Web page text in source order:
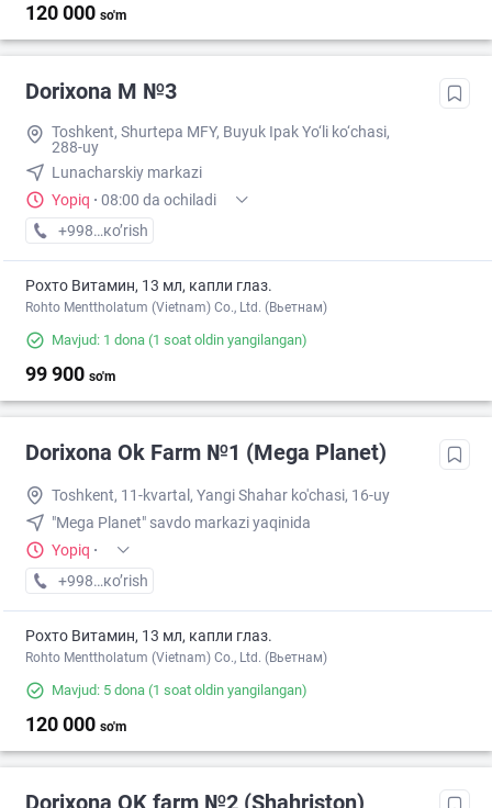
120 000 so'm
Dorixona M №3
Toshkent, Shurtepa MFY, Buyuk Ipak Yo‘li ko‘chasi,
288-uy
Lunacharskiy markazi
Yopiq · 08:00 da ochiladi
+998 (95) XXX-XX-XX
кo’rish
Рохто Витамин, 13 мл, капли глаз.
Rohto Menttholatum (Vietnam) Co., Ltd. (Вьетнам)
Mavjud: 1 dona (1 soat oldin yangilangan)
99 900 so'm
Dorixona Ok Farm №1 (Mega Planet)
Toshkent, 11-kvartal, Yangi Shahar ko'chasi, 16-uy
"Mega Planet" savdo markazi yaqinida
Yopiq ·
+998 (90) XXX-XX-XX
кo’rish
Рохто Витамин, 13 мл, капли глаз.
Rohto Menttholatum (Vietnam) Co., Ltd. (Вьетнам)
Mavjud: 5 dona (1 soat oldin yangilangan)
120 000 so'm